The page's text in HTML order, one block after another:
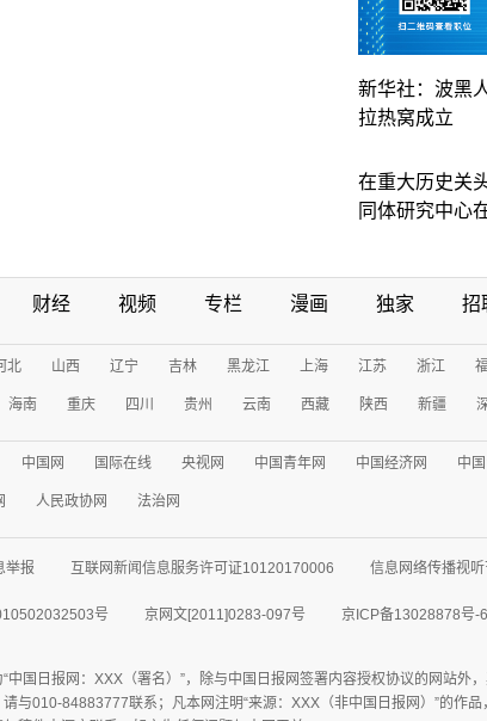
新华社：波黑
拉热窝成立
在重大历史关
同体研究中心
财经 视频 专栏 漫画 独家 招
北 山西 辽宁 吉林 黑龙江 上海 江苏 浙江
海南 重庆 四川 贵州 云南 西藏 陕西 新疆
中国网 国际在线 央视网 中国青年网 中国经济网 中
人民政协网 法治网
举报 互联网新闻信息服务许可证10120170006 信息网络传播视
号 京网文[2011]0283-097号 京ICP备13028878号-6
中国日报网：XXX（署名）”，除与中国日报网签署内容授权协议的网站外
与010-84883777联系；凡本网注明“来源：XXX（非中国日报网）”的作